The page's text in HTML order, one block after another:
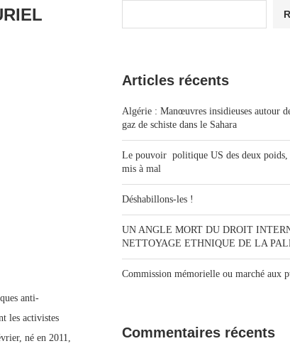
anti-
les activistes
né en 2011,
Articles récents
Algérie : Manœuvres insidieuses autour
gaz de schiste dans le Sahara
Le pouvoir politique US des deux poids,
mis à mal
Déshabillons-les !
UN ANGLE MORT DU DROIT
NETTOYAGE ETHNIQUE DE LA
Commission mémorielle ou marché aux
Commentaires récents